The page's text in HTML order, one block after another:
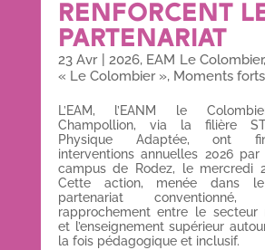
RENFORCENT
PARTENARIAT
23 Avr| 2026, EAM Le Colombier,
« Le Colombier », Moments forts
L’EAM, l’EANM le
Champollion, via la filière
Physique Adaptée, ont
interventions annuelles 2026
campus de Rodez, le mercredi
Cette action, menée dans
partenariat
rapprochement entre le secteur
et l’enseignement supérieur
la fois pédagogique et inclusif.